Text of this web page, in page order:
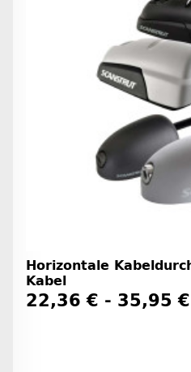
Horizontale
Kabel
22,36 € - 35,95 €